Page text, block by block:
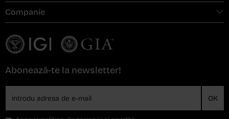
Companie
Abonează-te la newsletter!
OK